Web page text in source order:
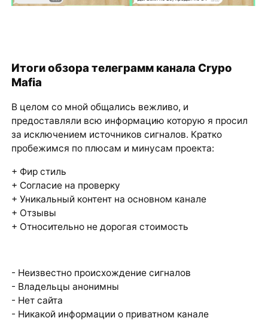
Итоги обзора телеграмм канала Crypo
Mafia
В целом со мной общались вежливо, и
предоставляли всю информацию которую я просил
за исключением источников сигналов. Кратко
пробежимся по плюсам и минусам проекта:
+ Фир стиль
+ Согласие на проверку
+ Уникальный контент на основном канале
+ Отзывы
+ Относительно не дорогая стоимость
- Неизвестно происхождение сигналов
- Владельцы анонимны
- Нет сайта
- Никакой информации о приватном канале